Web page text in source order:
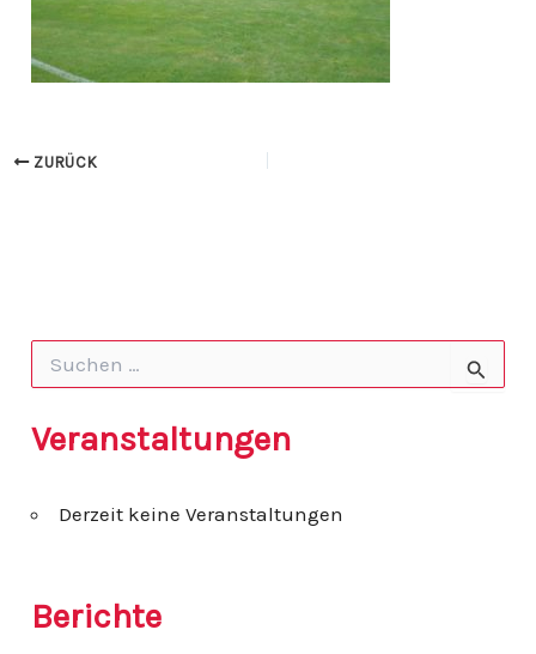
ZURÜCK
h
e
a
Veranstaltungen
Derzeit keine Veranstaltungen
Berichte